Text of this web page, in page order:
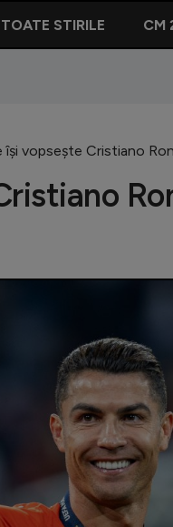
TOATE STIRILE CM
își vopsește Cristiano